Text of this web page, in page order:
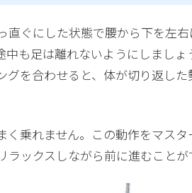
ぐにした状態で腰から下を左
も足は離れないようにしまし
を合わせると、体が切り返した
乗れません。この動作をマス
ックスしながら前に進むことが